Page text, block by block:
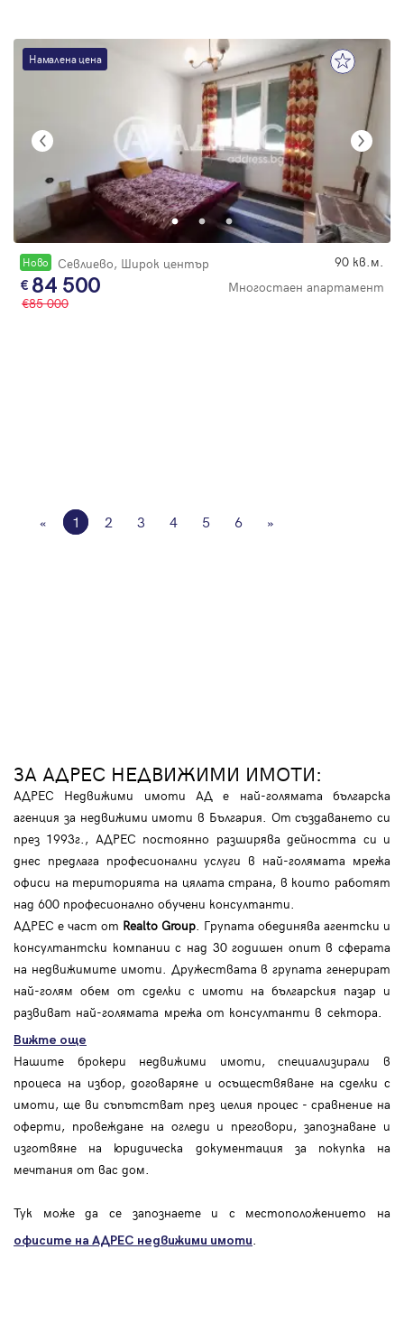
Намалена цена
Новo Севлиево, Широк център 90 кв.м.
84 500
Многостаен апартамент
85 000
« 1 2 3 4 5 6 »
ЗА АДРЕС НЕДВИЖИМИ ИМОТИ:
АДРЕС Недвижими имоти АД е най-голямата българска
агенция за недвижими имоти в България. От създаването си
през 1993г., АДРЕС постоянно разширява дейността си и
днес предлага професионални услуги в най-голямата мрежа
офиси на територията на цялата страна, в които работят
над 600 професионално обучени консултанти.
АДРЕС е част от Realto Group. Групата обединява агентски и
консултантски компании с над 30 годишен опит в сферата
на недвижимите имоти. Дружествата в групата генерират
най-голям обем от сделки с имоти на българския пазар и
развиват най-голямата мрежа от консултанти в сектора.
Вижте още
Нашите брокери недвижими имоти, специализирали в
процеса на избор, договаряне и осъществяване на сделки с
имоти, ще ви съпътстват през целия процес - сравнение на
оферти, провеждане на огледи и преговори, запознаване и
изготвяне на юридическа документация за покупка на
мечтания от вас дом.
Тук може да се запознаете и с местоположението на
офисите на АДРЕС недвижими имоти.